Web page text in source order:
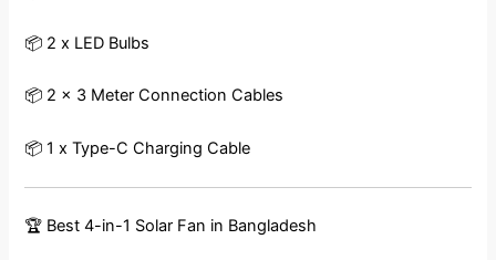
📦 2 x LED Bulbs
📦 2 x 3 Meter Connection Cables
📦 1 x Type-C Charging Cable
🏆 Best 4-in-1 Solar Fan in Bangladesh